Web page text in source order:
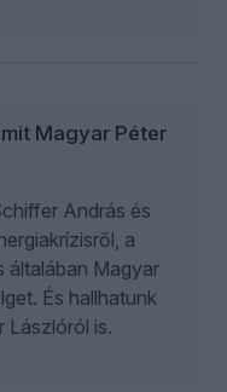
Magyar Péter
András és
a
általában Magyar
És hallhatunk
Lászlóról is.